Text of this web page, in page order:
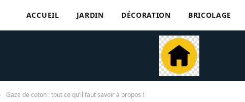
ACCUEIL JARDIN DÉCORATION BRICOLAGE
Gaze de coton : tout ce qu’il faut savoir à propos !